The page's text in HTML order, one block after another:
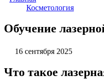
Косметология
Обучение
16 сентября 2025
Что такое